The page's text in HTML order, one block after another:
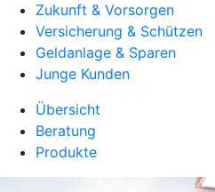
Zukunft & Vorsorgen
Versicherung & Schützen
Geldanlage & Sparen
Junge Kunden
Übersicht
Beratung
Produkte